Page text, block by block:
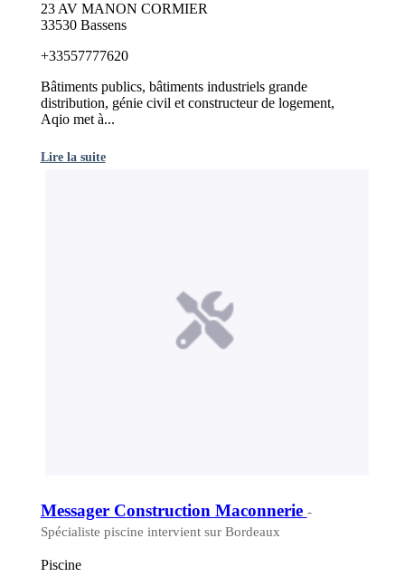
23 AV MANON CORMIER
33530 Bassens
+33557777620
Bâtiments publics, bâtiments industriels grande
distribution, génie civil et constructeur de logement,
Aqio met à...
Lire la suite
Messager Construction Maconnerie -
Spécialiste piscine intervient sur Bordeaux
Piscine